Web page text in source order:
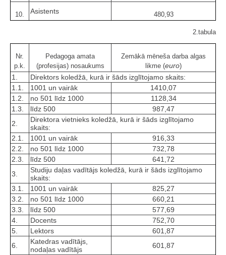
10. Asistents 480,93
2.tabula
Nr.
p.k.
Pedagoga amata
(profesijas) nosaukums
Zemākā mēneša darba algas
likme (euro)
1.
Direktors koledžā, kurā ir šāds izglītojamo skaits:
1.1.
1001 un vairāk
1410,07
1.2.
no 501 līdz 1000
1128,34
1.3.
līdz 500
987,47
2.
Direktora vietnieks koledžā, kurā ir šāds izglītojamo
skaits:
2.1.
1001 un vairāk
916,33
2.2.
no 501 līdz 1000
732,78
2.3.
līdz 500
641,72
3.
Studiju daļas vadītājs koledžā, kurā ir šāds izglītojamo
skaits:
3.1.
1001 un vairāk
825,27
3.2.
no 501 līdz 1000
660,21
3.3.
līdz 500
577,69
4.
Docents
752,70
5.
Lektors
601,87
6.
Katedras vadītājs,
nodaļas vadītājs
601,87